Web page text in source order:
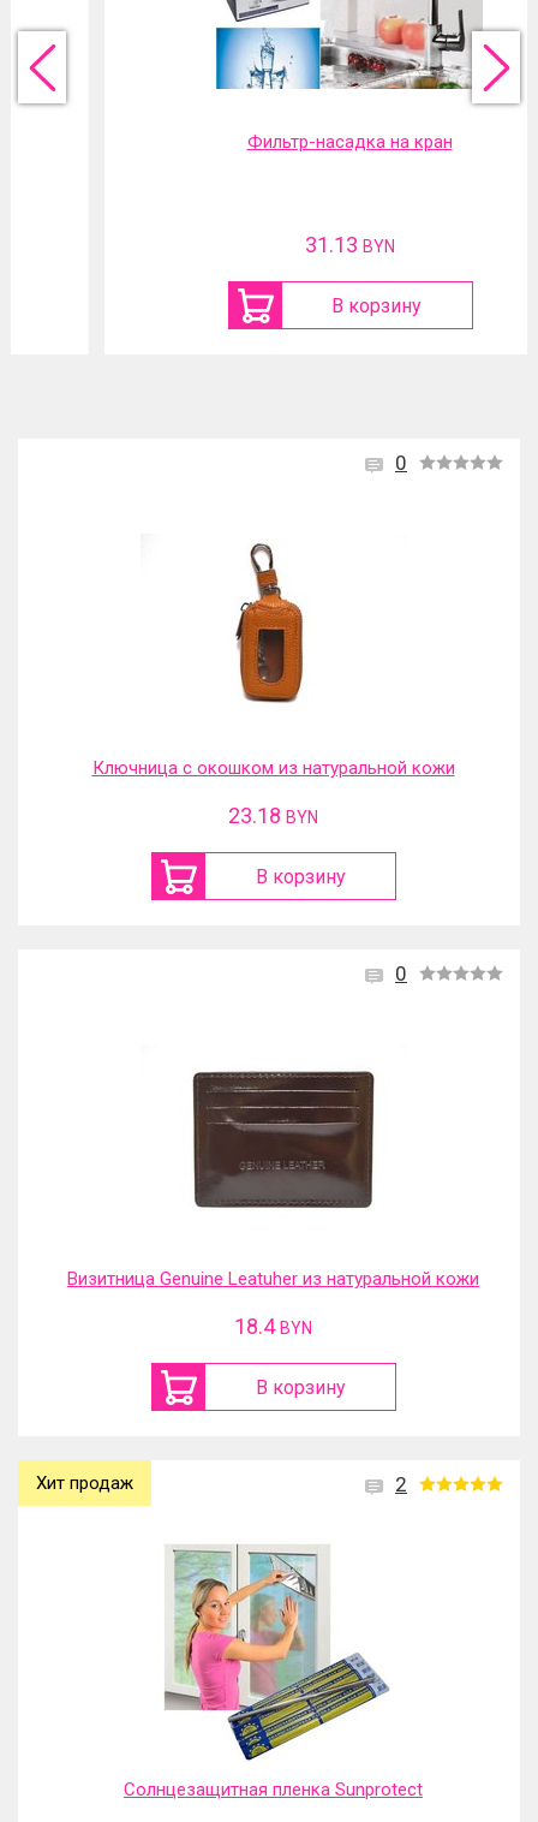
Фильтр-насадка на кран
BYN
В корзину
0
Ключница с окошком из натуральной кожи
23.18 BYN
В корзину
0
Визитница Genuine Leatuher из натуральной кожи
18.4 BYN
В корзину
2
Хит продаж
Солнцезащитная пленка Sunprotect